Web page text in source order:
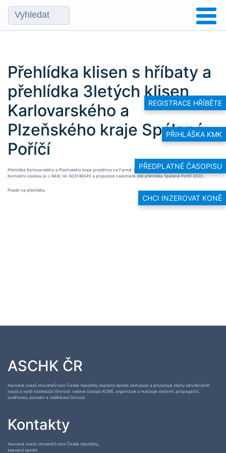
REGISTRACE HŘÍBĚTE
PŘIHLÁŠKA KMK
PŘEDPLATNÉ ČASOPISU
CHCI INZEROVAT KONĚ
Přehlídka klisen s hříbaty a
přehlídka 3letých klisen
Karlovarského a
Plzeňského kraje Spálené
Poříčí
Přehlídka Karlovarského a Plzeňského kraje proběhne na Farmě U Bílého domu ve Spáleném Poříčí.
Kontaktní osobou je J. Rédl, tel. 603146045 a propozice naleznete zdepřehlídka Spálené Poříčí 2020.
Plakát na přehlídku
ASCHK ČR
Asociace svazů chovatelů koní České republiky zapsaný spolek zastupuje a prosazuje zájmy sdruženýcvh
svazů a vyvíjí následující činnosti: vydává časopis KONĚ, organizuje a realizuje výstavní, propagační,
osvětovou, poradní a vzdělávací činnost.
Kontakty
Asociace svazů chovatelů koní České republiky,
zapsaný spolek